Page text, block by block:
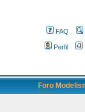
FAQ
Perfil
Foro